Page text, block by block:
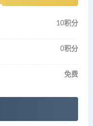
10积分
0积分
免费